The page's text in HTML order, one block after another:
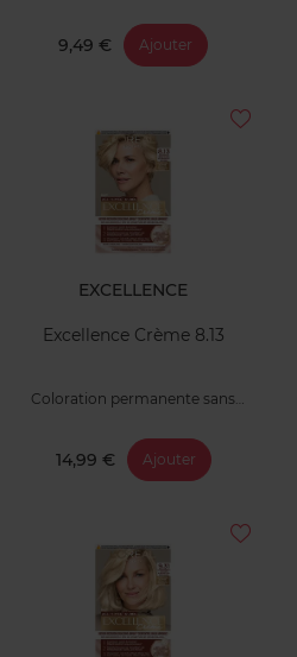
9,49 € Ajouter
EXCELLENCE
Excellence Crème 8.13
Coloration permanente sans
14,99 € Ajouter